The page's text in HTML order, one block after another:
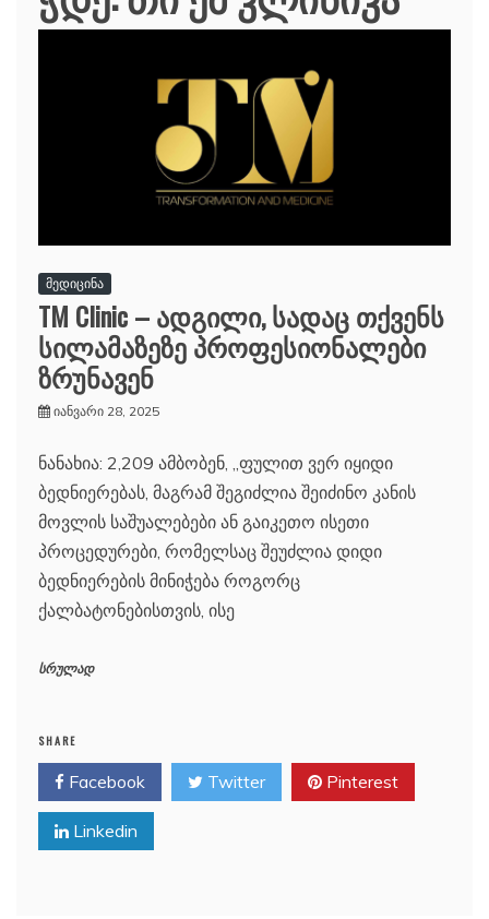
მედიცინა
TM Clinic – ადგილი, სადაც თქვენს
სილამაზეზე პროფესიონალები
ზრუნავენ
იანვარი 28, 2025
ნანახია: 2,209 ამბობენ, „ფულით ვერ იყიდი
ბედნიერებას, მაგრამ შეგიძლია შეიძინო კანის
მოვლის საშუალებები ან გაიკეთო ისეთი
პროცედურები, რომელსაც შეუძლია დიდი
ბედნიერების მინიჭება როგორც
ქალბატონებისთვის, ისე
სრულად
SHARE
Facebook Twitter Pinterest
Linkedin